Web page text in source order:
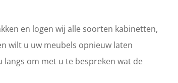
en logen wij alle soorten kabinetten,
wilt u uw meubels opnieuw laten
om met u te bespreken wat de